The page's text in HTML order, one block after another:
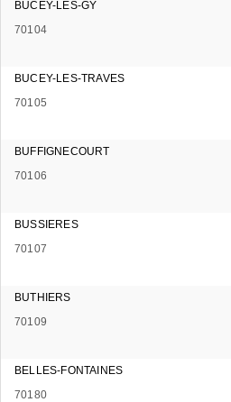
BUCEY-LES-GY
70104
BUCEY-LES-TRAVES
70105
BUFFIGNECOURT
70106
BUSSIERES
70107
BUTHIERS
70109
BELLES-FONTAINES
70180